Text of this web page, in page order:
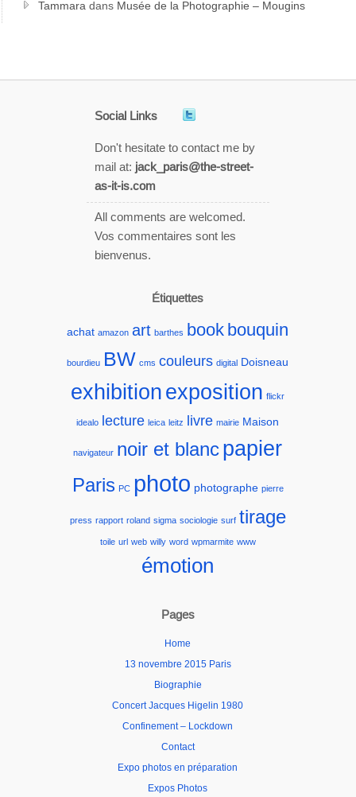
Tammara dans Musée de la Photographie – Mougins
Social Links
Don't hesitate to contact me by
mail at: jack_paris@the-street-
as-it-is.com
All comments are welcomed.
Vos commentaires sont les
bienvenus.
Étiquettes
achat amazon art barthes book bouquin
bourdieu BW cms couleurs digital Doisneau
exhibition exposition flickr
idealo lecture leica leitz livre mairie Maison
navigateur noir et blancpapier
Paris PC photo photographe pierre
press rapport roland sigma sociologie surf tirage
toile url web willy word wpmarmite www
émotion
Pages
Home
13 novembre 2015 Paris
Biographie
Concert Jacques Higelin 1980
Confinement – Lockdown
Contact
Expo photos en préparation
Expos Photos